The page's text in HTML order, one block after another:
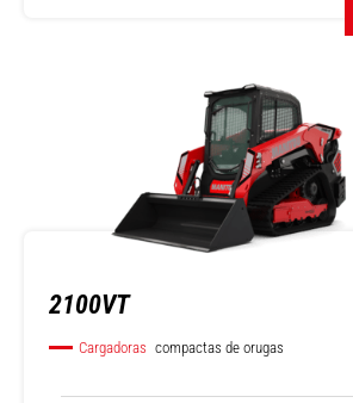
2100VT
Cargadoras compactas de orugas